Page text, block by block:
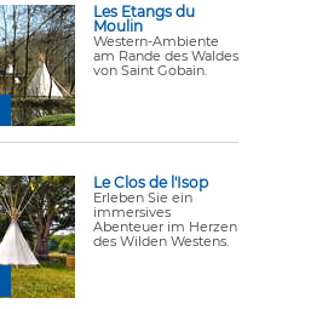
Les Etangs du
Moulin
Western-Ambiente
am Rande des Waldes
von Saint Gobain.
Le Clos de l'Isop
Erleben Sie ein
immersives
Abenteuer im Herzen
des Wilden Westens.